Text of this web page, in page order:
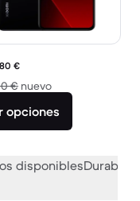
809,00 €
reacondicionado:
€
€ nuevoEl dispositivo
opciones
disponibles